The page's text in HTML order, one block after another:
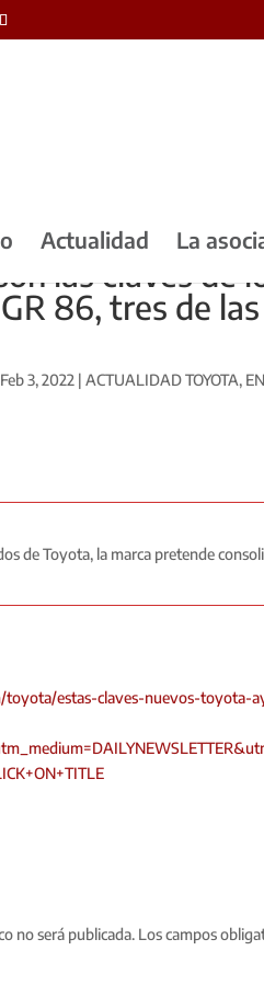
Actualidad La
las claves de
86, tres de
Feb 3, 2022 |ACTUALIDAD TOYOTA,
de Toyota, la marca pretende
estas-claves-nuevos-
no será publicada. Los campos